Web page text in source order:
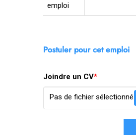
emploi
Postuler pour cet emploi
Joindre un CV*
Pas de fichier sélectionné